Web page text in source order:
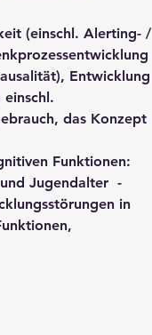
(einschl. Alerting- /
Entwicklung
das Konzept
Funktionen:
Jugendalter  -
in